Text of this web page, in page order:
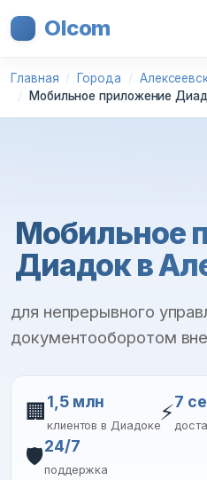
Olcom
Главная Города
Мобильное приложение
Мобильное
Диадок в
для непрерывного
документооборотом
🏢 1,5 млн
клиентов в Диадоке
⚡7
🛡️24/7
поддержка